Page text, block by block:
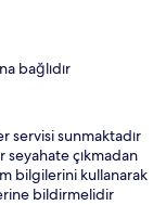
bağlıdır
servisi sunmaktadır
çıkmadan
bilgilerini kullanarak
bildirmelidir